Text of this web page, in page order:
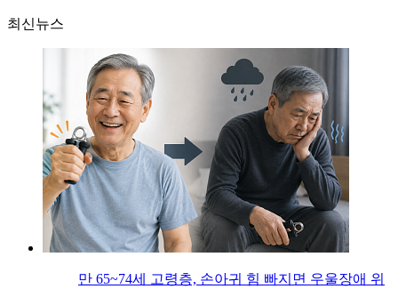
최신뉴스
만 65~74세 고령층, 손아귀 힘 빠지면 우울장애 위